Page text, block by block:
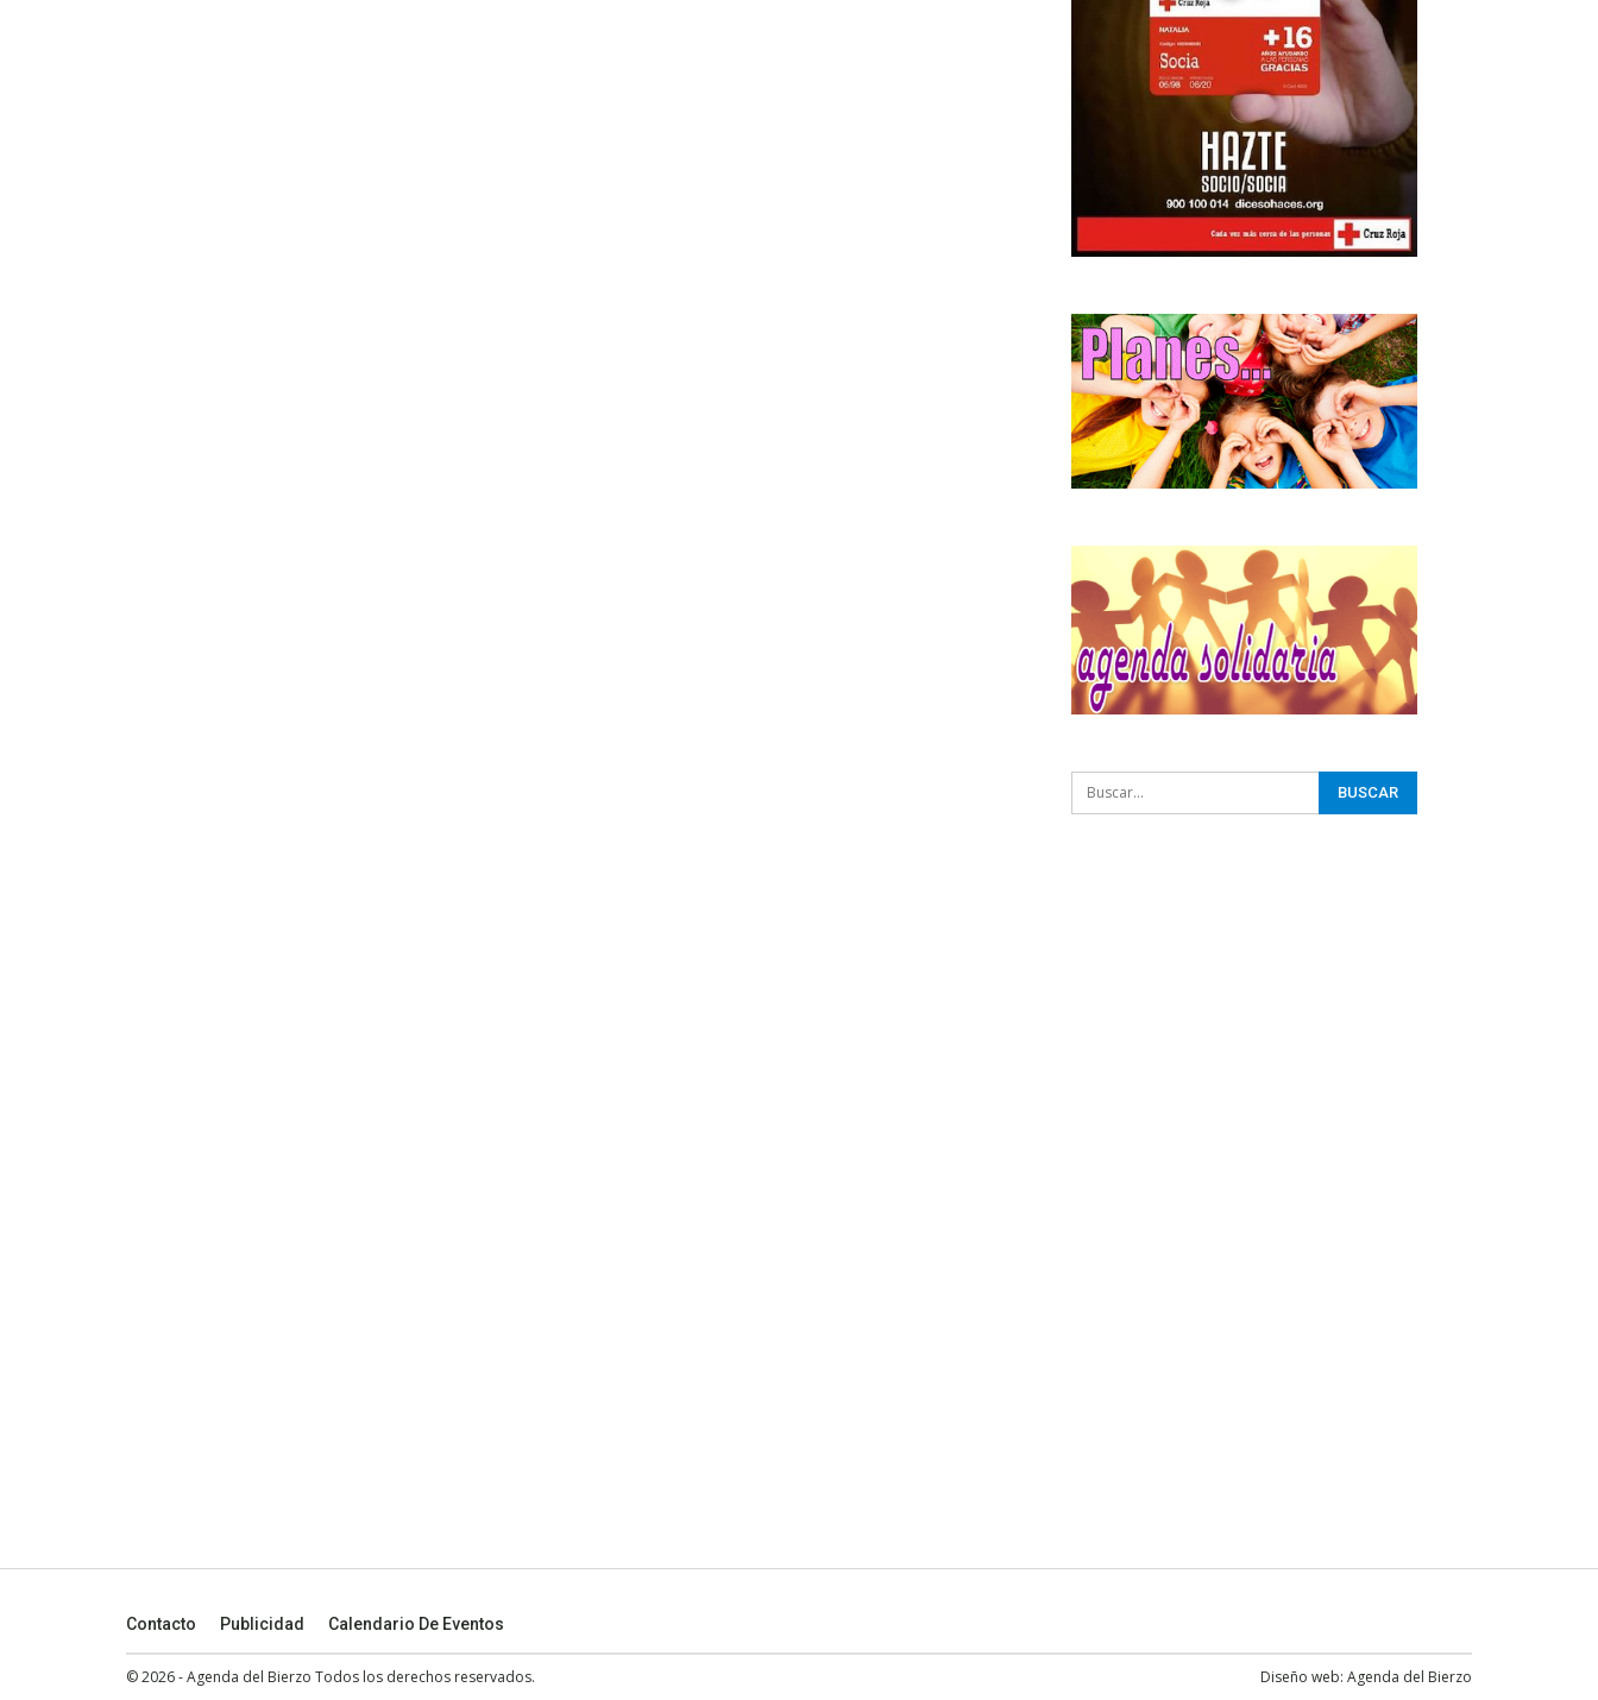
Contacto Publicidad Calendario De Eventos
© 2026 - Agenda del Bierzo Todos los derechos reservados. Diseño web: Agenda del Bierzo